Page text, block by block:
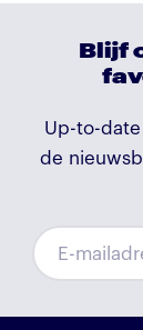
Blijf
Up-to-date
de